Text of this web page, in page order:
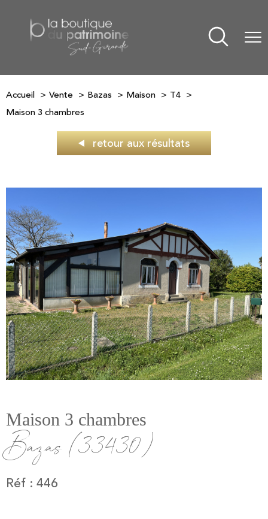
Accueil Vente Bazas Maison
T4
Maison 3 chambres
retour aux résultats
Maison 3 chambres
Bazas (33430)
Réf : 446